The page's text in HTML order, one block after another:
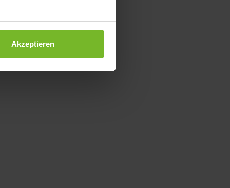
Akzeptieren